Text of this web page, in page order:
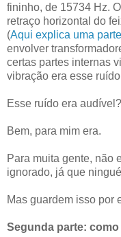
fininho, de 15734 Hz.
retraço horizontal do
(Aqui explica uma
envolver
certas partes internas
vibração era esse
Esse ruído era audível?
Bem, para mim era.
Para muita gente, não
ignorado, já que
Mas guardem isso por
Segunda parte: